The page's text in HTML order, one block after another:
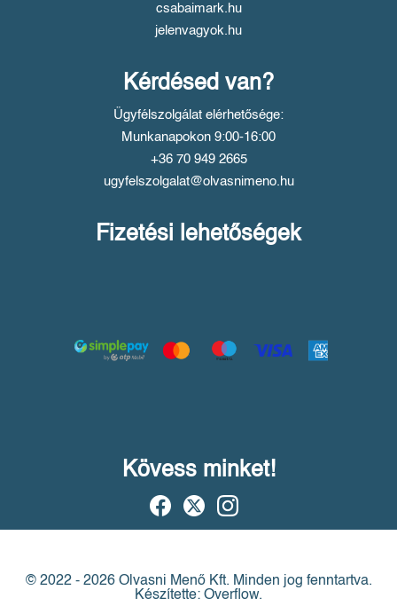
csabaimark.hu
jelenvagyok.hu
Kérdésed van?
Ügyfélszolgálat elérhetősége:
Munkanapokon 9:00-16:00
+36 70 949 2665
ugyfelszolgalat@olvasnimeno.hu
Fizetési lehetőségek
Kövess minket!
© 2022 - 2026 Olvasni Menő Kft. Minden jog fenntartva.
Készítette: Overflow.